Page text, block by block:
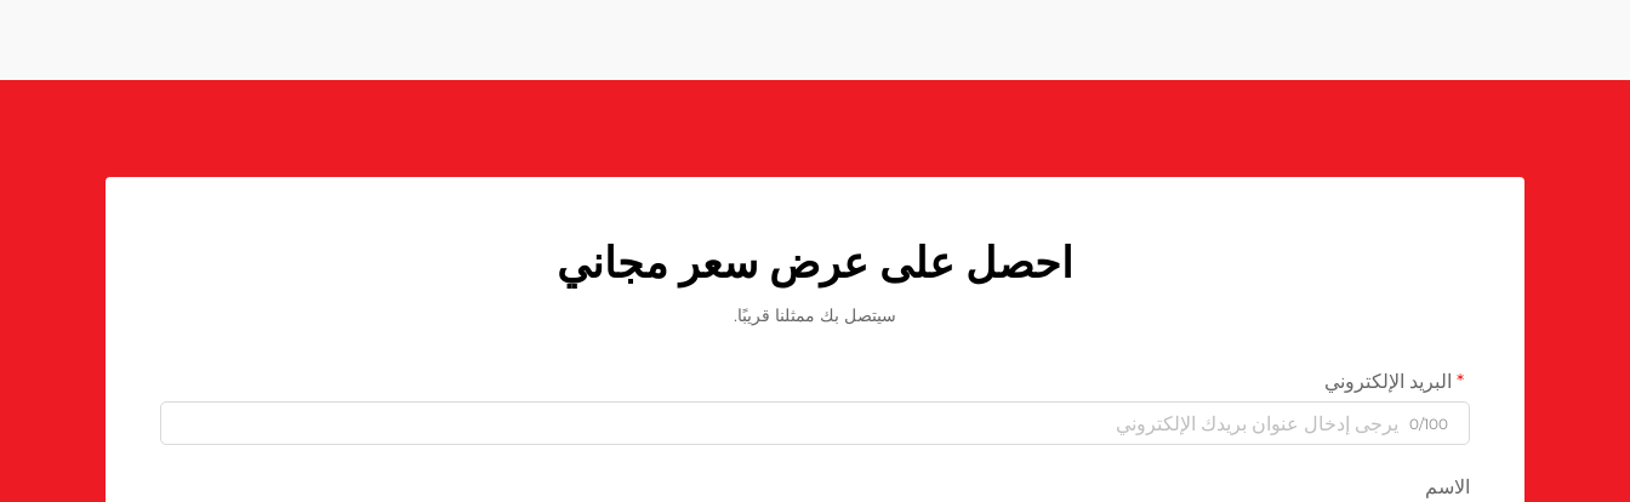
احصل على عرض سعر مجاني
سيتصل بك ممثلنا قريبًا.
البريد الإلكتروني
0/100
الاسم